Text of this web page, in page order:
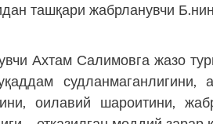
ташқари жабрланувчи
Ахтам Салимовга жазо
оилавий шароитини,